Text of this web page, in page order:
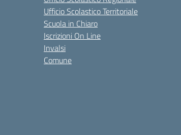
Ufficio Scolastico Territoriale
Scuola in Chiaro
Iscrizioni On Line
Invalsi
Comune